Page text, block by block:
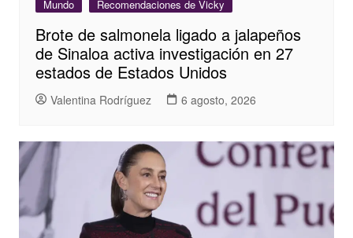
Mundo Recomendaciones de Vicky
Brote de salmonela ligado a jalapeños
de Sinaloa activa investigación en 27
estados de Estados Unidos
Valentina Rodríguez 6 agosto, 2026